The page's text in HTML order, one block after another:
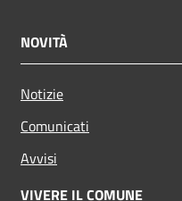
NOVITÀ
Notizie
Comunicati
Avvisi
VIVERE IL COMUNE